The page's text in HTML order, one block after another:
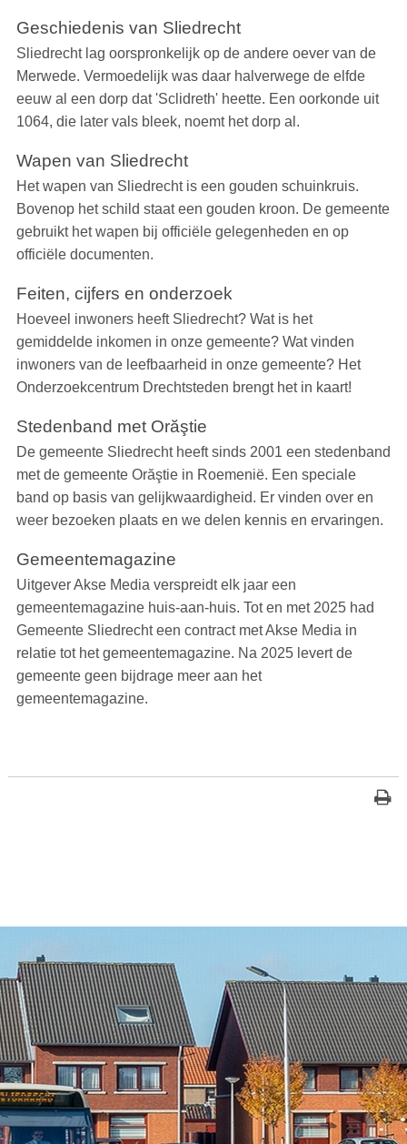
Geschiedenis van Sliedrecht
Sliedrecht lag oorspronkelijk op de andere oever van de
Merwede. Vermoedelijk was daar halverwege de elfde
eeuw al een dorp dat 'Sclidreth' heette. Een oorkonde uit
1064, die later vals bleek, noemt het dorp al.
Wapen van Sliedrecht
Het wapen van Sliedrecht is een gouden schuinkruis.
Bovenop het schild staat een gouden kroon. De gemeente
gebruikt het wapen bij officiële gelegenheden en op
officiële documenten.
Feiten, cijfers en onderzoek
Hoeveel inwoners heeft Sliedrecht? Wat is het
gemiddelde inkomen in onze gemeente? Wat vinden
inwoners van de leefbaarheid in onze gemeente? Het
Onderzoekcentrum Drechtsteden brengt het in kaart!
Stedenband met Orăştie
De gemeente Sliedrecht heeft sinds 2001 een stedenband
met de gemeente Orăştie in Roemenië. Een speciale
band op basis van gelijkwaardigheid. Er vinden over en
weer bezoeken plaats en we delen kennis en ervaringen.
Gemeentemagazine
Uitgever Akse Media verspreidt elk jaar een
gemeentemagazine huis-aan-huis. Tot en met 2025 had
Gemeente Sliedrecht een contract met Akse Media in
relatie tot het gemeentemagazine. Na 2025 levert de
gemeente geen bijdrage meer aan het
gemeentemagazine.